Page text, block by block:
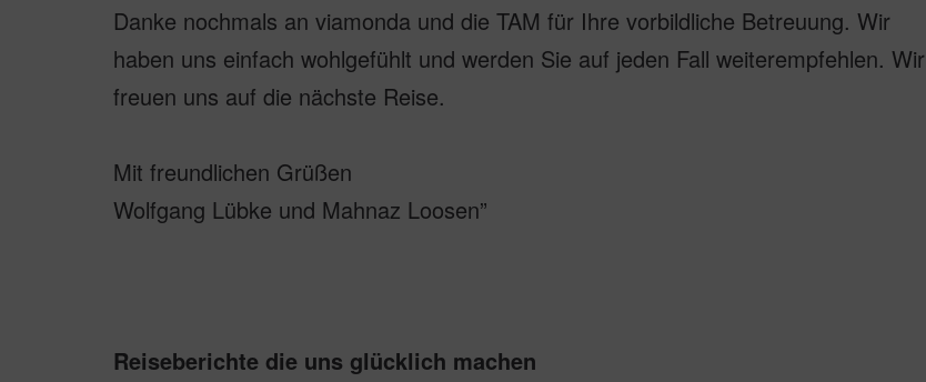
Danke nochmals an viamonda und die TAM für Ihre vorbildliche Betreuung. Wir
haben uns einfach wohlgefühlt und werden Sie auf jeden Fall weiterempfehlen. Wir
freuen uns auf die nächste Reise.
Mit freundlichen Grüßen
Wolfgang Lübke und Mahnaz Loosen”
Reiseberichte die uns glücklich machen